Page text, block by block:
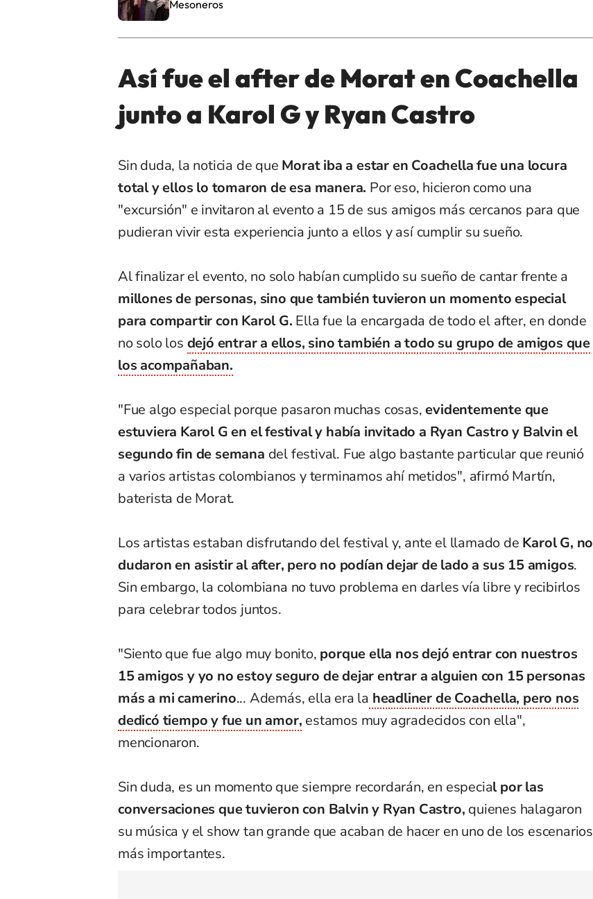
Mesoneros
Así fue el after de Morat en Coachella
junto a Karol G y Ryan Castro
Sin duda, la noticia de que Morat iba a estar en Coachella fue una locura
total y ellos lo tomaron de esa manera. Por eso, hicieron como una
"excursión" e invitaron al evento a 15 de sus amigos más cercanos para que
pudieran vivir esta experiencia junto a ellos y así cumplir su sueño.
Al finalizar el evento, no solo habían cumplido su sueño de cantar frente a
millones de personas, sino que también tuvieron un momento especial
para compartir con Karol G. Ella fue la encargada de todo el after, en donde
no solo los dejó entrar a ellos, sino también a todo su grupo de amigos que
los acompañaban.
"Fue algo especial porque pasaron muchas cosas,evidentemente que
estuviera Karol G en el festival y había invitado a Ryan Castro y Balvin el
segundo fin de semana del festival. Fue algo bastante particular que reunió
a varios artistas colombianos y terminamos ahí metidos", afirmó Martín,
baterista de Morat.
Los artistas estaban disfrutando del festival y, ante el llamado de Karol G, no
dudaron en asistir al after, pero no podían dejar de lado a sus 15 amigos.
Sin embargo, la colombiana no tuvo problema en darles vía libre y recibirlos
para celebrar todos juntos.
"Siento que fue algo muy bonito, porque ella nos dejó entrar con nuestros
15 amigos y yo no estoy seguro de dejar entrar a alguien con 15 personas
más a mi camerino... Además, ella era la headliner de Coachella, pero nos
dedicó tiempo y fue un amor, estamos muy agradecidos con ella",
mencionaron.
Sin duda, es un momento que siempre recordarán, en especial por las
conversaciones que tuvieron con Balvin y Ryan Castro, quienes halagaron
su música y el show tan grande que acaban de hacer en uno de los escenarios
más importantes.